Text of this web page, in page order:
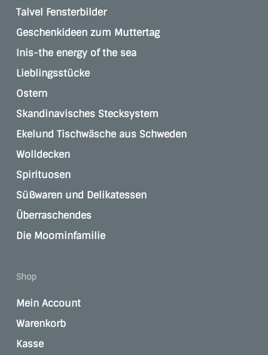
Talvel Fensterbilder
Geschenkideen zum Muttertag
Inis-the energy of the sea
Lieblingsstücke
Ostern
Skandinavisches Stecksystem
Ekelund Tischwäsche aus Schweden
Wolldecken
Spirituosen
Süßwaren und Delikatessen
Überraschendes
Die Moominfamilie
Shop
Mein Account
Warenkorb
Kasse